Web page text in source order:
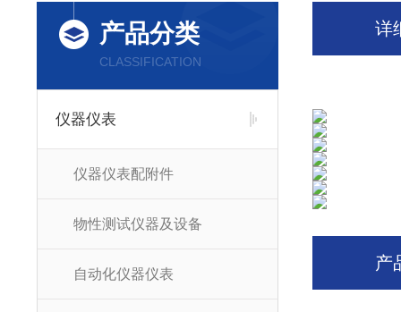
产品分类
CLASSIFICATION
仪器仪表
仪器仪表配附件
物性测试仪器及设备
自动化仪器仪表
详
产